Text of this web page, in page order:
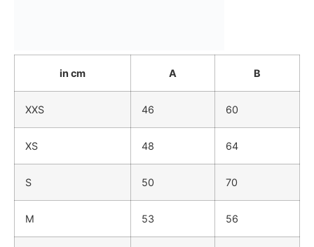
in cm A B
XXS 46 60
XS 48 64
S 50 70
M 53 56